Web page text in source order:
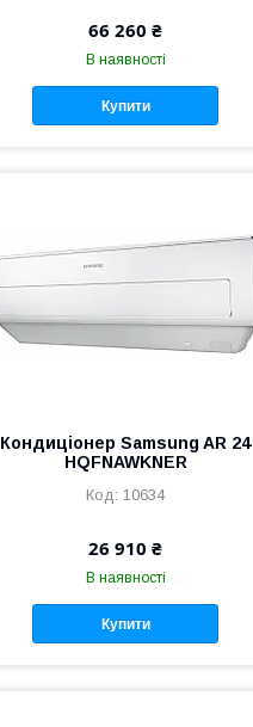
66 260 ₴
В наявності
Купити
Кондиціонер Samsung AR 24
HQFNAWKNER
10634
26 910 ₴
В наявності
Купити